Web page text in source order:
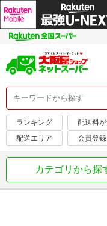
ランキング 配送料が
配送エリア
会員登録
カテゴリから探